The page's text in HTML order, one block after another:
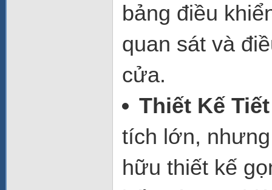
bảng điều
quan sát và
cửa.
Thiết Kế
tích lớn,
hữu thiết kế